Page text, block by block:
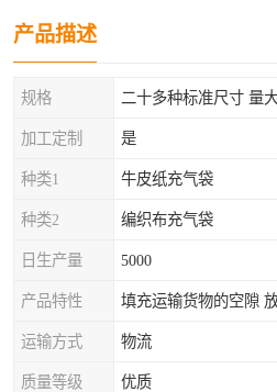
产品描述
规格 二十多种标准尺寸 量
加工定制 是
种类1 牛皮纸充气袋
种类2 编织布充气袋
日生产量 5000
产品特性 填充运输货物的空隙
运输方式 物流
质量等级 优质